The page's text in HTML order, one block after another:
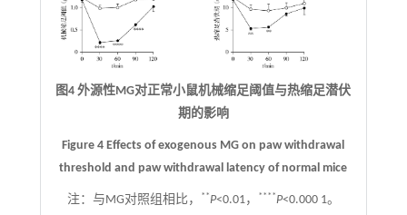
图4 外源性MG对正常小鼠机械缩足阈值与热缩足潜伏
期的影响
Figure 4 Effects of exogenous MG on paw withdrawal
threshold and paw withdrawal latency of normal mice
注： 与MG对照组相比， **P<0.01， ****P<0.000 1。